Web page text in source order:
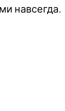
навсегда.